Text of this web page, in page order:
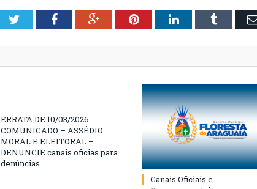
TwitterFacebookGoogle+PinterestLinkedInTumblr
ERRATA DE 10/03/2026.
COMUNICADO – ASSÉDIO
MORAL E ELEITORAL –
DENUNCIE canais oficias para
denúncias
Canais Oficiais e